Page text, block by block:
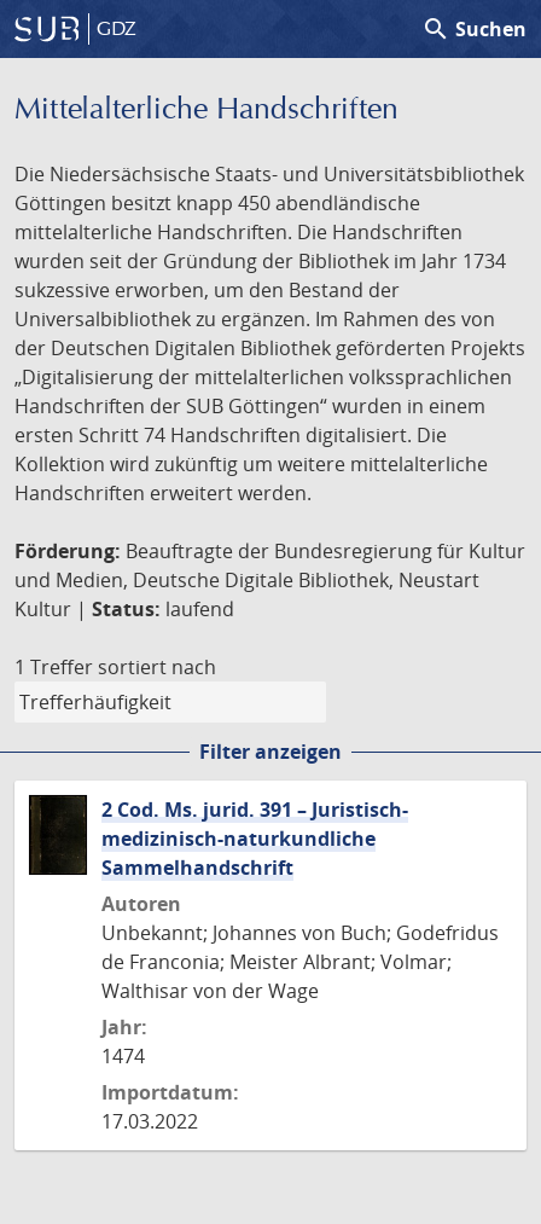
GDZ search Suchen
Mittelalterliche Handschriften
Die Niedersächsische Staats- und Universitätsbibliothek
Göttingen besitzt knapp 450 abendländische
mittelalterliche Handschriften. Die Handschriften
wurden seit der Gründung der Bibliothek im Jahr 1734
sukzessive erworben, um den Bestand der
Universalbibliothek zu ergänzen. Im Rahmen des von
der Deutschen Digitalen Bibliothek geförderten Projekts
„Digitalisierung der mittelalterlichen volkssprachlichen
Handschriften der SUB Göttingen“ wurden in einem
ersten Schritt 74 Handschriften digitalisiert. Die
Kollektion wird zukünftig um weitere mittelalterliche
Handschriften erweitert werden.
Förderung: Beauftragte der Bundesregierung für Kultur
und Medien, Deutsche Digitale Bibliothek, Neustart
Kultur | Status: laufend
1 Treffer sortiert nach
Filter anzeigen
2 Cod. Ms. jurid. 391 – Juristisch-
medizinisch-naturkundliche
Sammelhandschrift
Autoren
Unbekannt; Johannes von Buch; Godefridus
de Franconia; Meister Albrant; Volmar;
Walthisar von der Wage
Jahr:
1474
Importdatum:
17.03.2022